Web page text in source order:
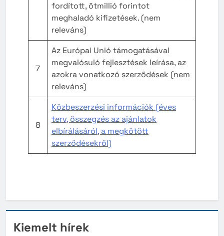
fordított, ötmillió forintot
meghaladó kifizetések. (nem
releváns)
7
Az Európai Unió támogatásával
megvalósuló fejlesztések leírása, az
azokra vonatkozó szerződések (nem
releváns)
8
Közbeszerzési információk (éves
terv, összegzés az ajánlatok
elbírálásáról, a megkötött
szerződésekről)
Kiemelt hírek